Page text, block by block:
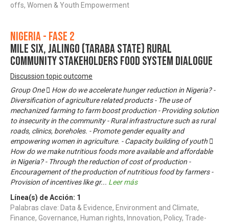
offs, Women & Youth Empowerment
Nigeria - Fase 2
MILE SIX, JALINGO (TARABA STATE) RURAL
COMMUNITY STAKEHOLDERS FOOD SYSTEM DIALOGUE
Discussion topic outcome
Group One  How do we accelerate hunger reduction in Nigeria? -
Diversification of agriculture related products - The use of
mechanized farming to farm boost production - Providing solution
to insecurity in the community - Rural infrastructure such as rural
roads, clinics, boreholes. - Promote gender equality and
empowering women in agriculture. - Capacity building of youth 
How do we make nutritious foods more available and affordable
in Nigeria? - Through the reduction of cost of production -
Encouragement of the production of nutritious food by farmers -
Provision of incentives like gr... Leer más
Línea(s) de Acción: 1
Palabras clave: Data & Evidence, Environment and Climate,
Finance, Governance, Human rights, Innovation, Policy, Trade-